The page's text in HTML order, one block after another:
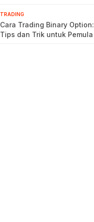
TRADING
Cara Trading Binary Option:
Tips dan Trik untuk Pemula